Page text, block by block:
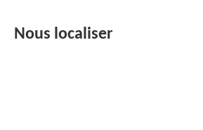
Nous localiser